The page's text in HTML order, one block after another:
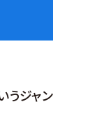
うジャン